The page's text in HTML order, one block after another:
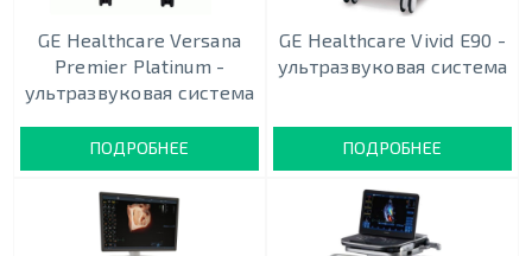
GE Healthcare Versana
Premier Platinum -
ультразвуковая система
ПОДРОБНЕЕ
GE Healthcare Vivid E90 -
ультразвуковая система
ПОДРОБНЕЕ